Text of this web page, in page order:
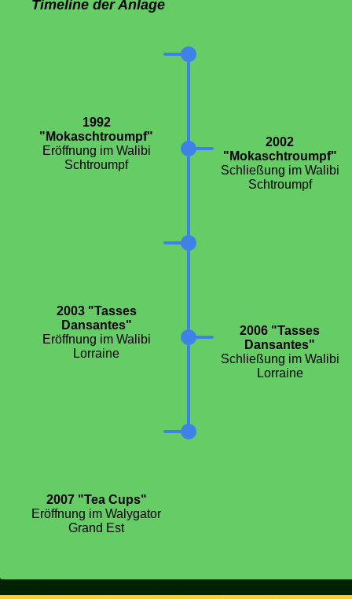
Timeline der Anlage
1992
"Mokaschtroumpf"
Eröffnung im Walibi
Schtroumpf
2002
"Mokaschtroumpf"
Schließung im Walibi
Schtroumpf
2003 "Tasses
Dansantes"
Eröffnung im Walibi
Lorraine
2006 "Tasses
Dansantes"
Schließung im Walibi
Lorraine
2007 "Tea Cups"
Eröffnung im Walygator
Grand Est